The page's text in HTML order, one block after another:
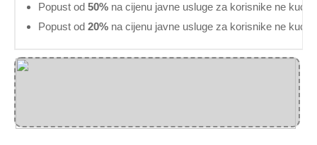
Popust od 50% na cijenu javne usluge za korisnike ne
Popust od 20% na cijenu javne usluge za korisnike ne